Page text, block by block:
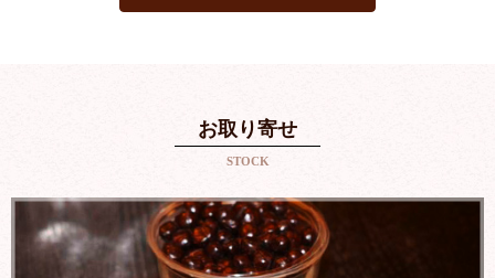
お取り寄せ
STOCK